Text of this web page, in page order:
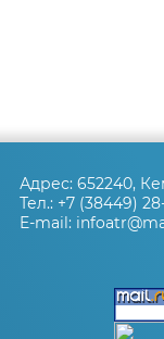
Адрес: 652240,
Тел.: +7 (38449)
E-mail: